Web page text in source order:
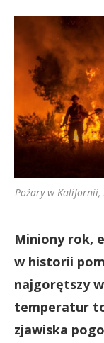
Pożary w
Miniony rok,
w historii
najgorętszy
temperatur
zjawiska